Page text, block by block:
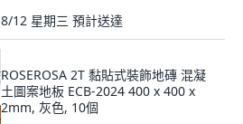
8/12 星期三 預計送達
ROSEROSA 2T 黏貼式裝飾地磚 混凝
土圖案地板 ECB-2024 400 x 400 x
2mm, 灰色, 10個